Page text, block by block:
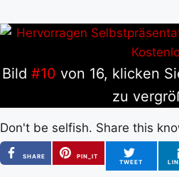
Bild #10 von 16, klicken
zu
Don't be selfish. Share this
SHARE
PIN_IT
TWEET